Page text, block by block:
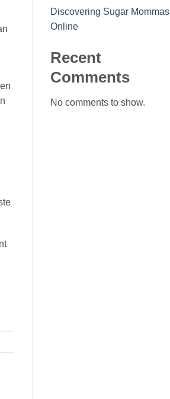
Discovering Sugar Mommas
Online
Recent
Comments
No comments to show.